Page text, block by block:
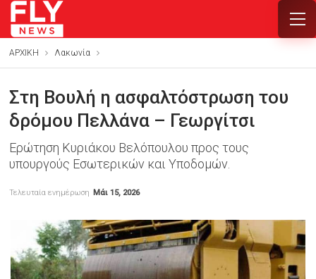
ΑΡΧΙΚΗ Λακωνία
Στη Βουλή η ασφαλτόστρωση του
δρόμου Πελλάνα – Γεωργίτσι
Ερώτηση Κυριάκου Βελόπουλου προς τους
υπουργούς Εσωτερικών και Υποδομών.
Τελευταία ενημέρωση Μάι 15, 2026